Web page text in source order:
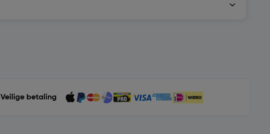
Veilige betaling